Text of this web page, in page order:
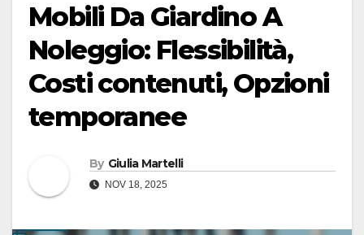
Mobili Da Giardino A
Noleggio: Flessibilità,
Costi contenuti, Opzioni
temporanee
By Giulia Martelli
NOV 18, 2025